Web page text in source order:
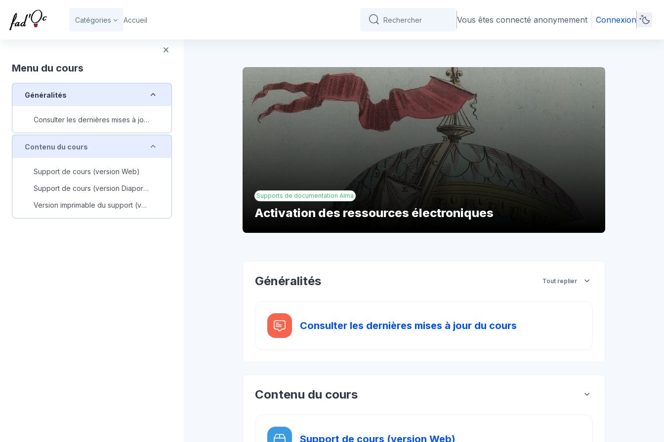
Catégories Accueil
Rechercher
Rechercher Vous êtes connecté anonymement Connexion
Menu du cours
Généralités Replier
Consulter les dernières mises à jour du cours
Contenu du cours Replier
Support de cours (version Web)
Support de cours (version Diaporama)
Version imprimable du support (version PDF)
Supports de documentation Alma
Activation des ressources électroniques
Généralités Tout replier
Consulter les dernières mises à jour du cours
Contenu du cours
Support de cours (version Web)